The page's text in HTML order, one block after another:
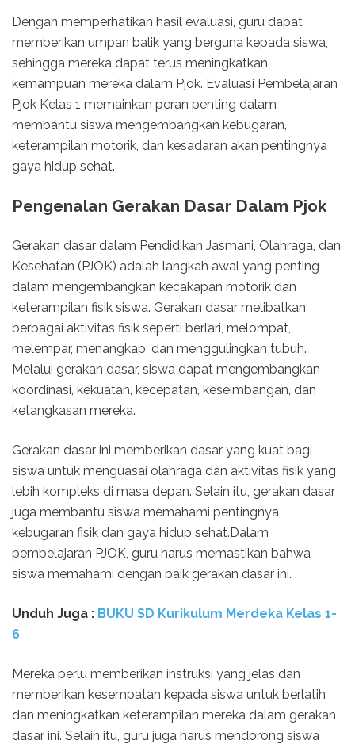
Dengan memperhatikan hasil evaluasi, guru dapat
memberikan umpan balik yang berguna kepada siswa,
sehingga mereka dapat terus meningkatkan
kemampuan mereka dalam Pjok. Evaluasi Pembelajaran
Pjok Kelas 1 memainkan peran penting dalam
membantu siswa mengembangkan kebugaran,
keterampilan motorik, dan kesadaran akan pentingnya
gaya hidup sehat.
Pengenalan Gerakan Dasar Dalam Pjok
Gerakan dasar dalam Pendidikan Jasmani, Olahraga, dan
Kesehatan (PJOK) adalah langkah awal yang penting
dalam mengembangkan kecakapan motorik dan
keterampilan fisik siswa. Gerakan dasar melibatkan
berbagai aktivitas fisik seperti berlari, melompat,
melempar, menangkap, dan menggulingkan tubuh.
Melalui gerakan dasar, siswa dapat mengembangkan
koordinasi, kekuatan, kecepatan, keseimbangan, dan
ketangkasan mereka.
Gerakan dasar ini memberikan dasar yang kuat bagi
siswa untuk menguasai olahraga dan aktivitas fisik yang
lebih kompleks di masa depan. Selain itu, gerakan dasar
juga membantu siswa memahami pentingnya
kebugaran fisik dan gaya hidup sehat.Dalam
pembelajaran PJOK, guru harus memastikan bahwa
siswa memahami dengan baik gerakan dasar ini.
Unduh Juga : BUKU SD Kurikulum Merdeka Kelas 1-
6
Mereka perlu memberikan instruksi yang jelas dan
memberikan kesempatan kepada siswa untuk berlatih
dan meningkatkan keterampilan mereka dalam gerakan
dasar ini. Selain itu, guru juga harus mendorong siswa